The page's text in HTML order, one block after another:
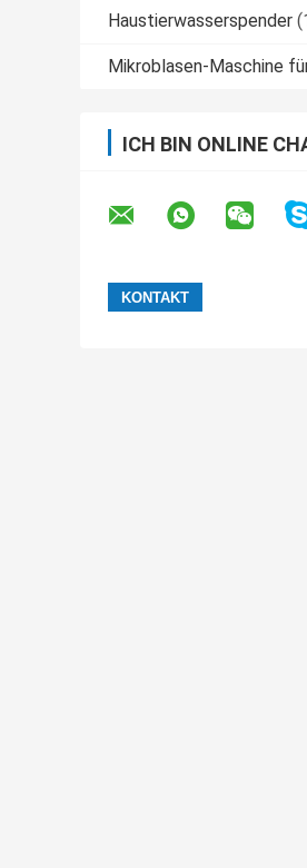
Haustierwasserspender
Mikroblasen-Maschine
ICH BIN ONLINE